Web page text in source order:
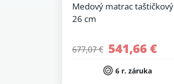
Medový matrac taštičkový
26 cm
677,07 € 541,66 €
6 r. záruka